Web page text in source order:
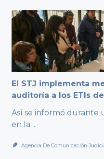
El STJ implementa
auditoría a los ETIs
Así se informó durante
en la ...
Agencia De Comunicación